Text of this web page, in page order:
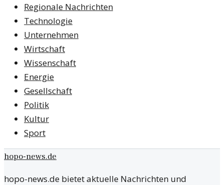
Regionale Nachrichten
Technologie
Unternehmen
Wirtschaft
Wissenschaft
Energie
Gesellschaft
Politik
Kultur
Sport
hopo-news.de
hopo-news.de bietet aktuelle Nachrichten und